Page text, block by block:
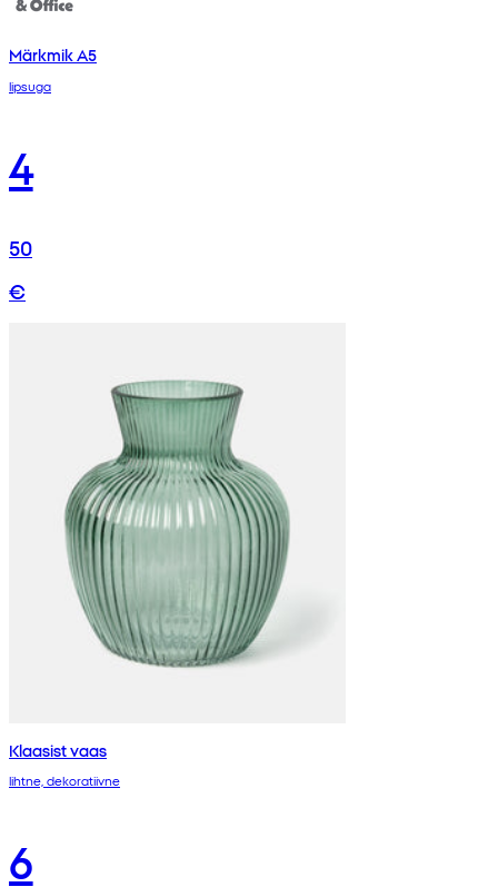
Märkmik A5
lipsuga
4
50
€
Klaasist vaas
lihtne, dekoratiivne
6